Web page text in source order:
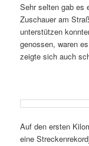
Sehr selten gab es
Zuschauer am
unterstützen
genossen, waren
zeigte sich auch
Auf den ersten
eine